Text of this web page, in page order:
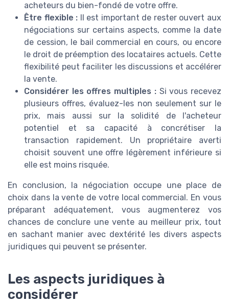
acheteurs du bien-fondé de votre offre.
Être flexible : Il est important de rester ouvert aux
négociations sur certains aspects, comme la date
de cession, le bail commercial en cours, ou encore
le droit de préemption des locataires actuels. Cette
flexibilité peut faciliter les discussions et accélérer
la vente.
Considérer les offres multiples :Si vous recevez
plusieurs offres, évaluez-les non seulement sur le
prix, mais aussi sur la solidité de l'acheteur
potentiel et sa capacité à concrétiser la
transaction rapidement. Un propriétaire averti
choisit souvent une offre légèrement inférieure si
elle est moins risquée.
En conclusion, la négociation occupe une place de
choix dans la vente de votre local commercial. En vous
préparant adéquatement, vous augmenterez vos
chances de conclure une vente au meilleur prix, tout
en sachant manier avec dextérité les divers aspects
juridiques qui peuvent se présenter.
Les aspects juridiques à
considérer